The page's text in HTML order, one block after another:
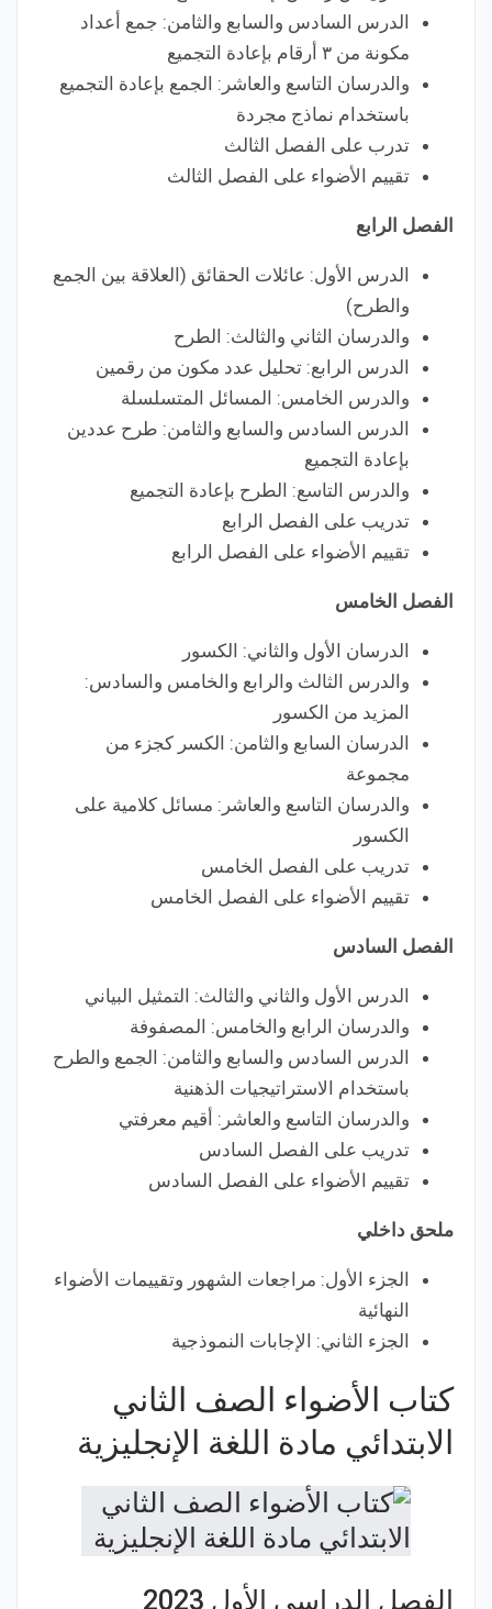
الدرس السادس والسابع والثامن: جمع أعداد
مكونة من ٣ أرقام بإعادة التجميع
والدرسان التاسع والعاشر: الجمع بإعادة التجميع
باستخدام نماذج مجردة
تدرب على الفصل الثالث
تقييم الأضواء على الفصل الثالث
الفصل الرابع
الدرس الأول: عائلات الحقائق (العلاقة بين الجمع
والطرح)
والدرسان الثاني والثالث: الطرح
الدرس الرابع: تحليل عدد مكون من رقمين
والدرس الخامس: المسائل المتسلسلة
الدرس السادس والسابع والثامن: طرح عددين
بإعادة التجميع
والدرس التاسع: الطرح بإعادة التجميع
تدريب على الفصل الرابع
تقييم الأضواء على الفصل الرابع
الفصل الخامس
الدرسان الأول والثاني: الكسور
والدرس الثالث والرابع والخامس والسادس:
المزيد من الكسور
الدرسان السابع والثامن: الكسر كجزء من
مجموعة
والدرسان التاسع والعاشر: مسائل كلامية على
الكسور
تدريب على الفصل الخامس
تقييم الأضواء على الفصل الخامس
الفصل السادس
الدرس الأول والثاني والثالث: التمثيل البياني
والدرسان الرابع والخامس: المصفوفة
الدرس السادس والسابع والثامن: الجمع والطرح
باستخدام الاستراتيجيات الذهنية
والدرسان التاسع والعاشر: أقيم معرفتي
تدريب على الفصل السادس
تقييم الأضواء على الفصل السادس
ملحق داخلي
الجزء الأول: مراجعات الشهور وتقييمات الأضواء
النهائية
الجزء الثاني: الإجابات النموذجية
كتاب الأضواء الصف الثاني
الابتدائي مادة اللغة الإنجليزية
الفصل الدراسي الأول 2023